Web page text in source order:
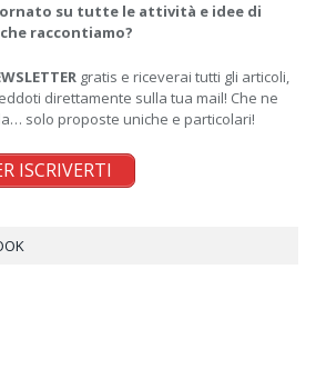
su tutte le attività e idee di
raccontiamo?
gratis e riceverai tutti gli articoli,
direttamente sulla tua mail! Che ne
solo proposte uniche e particolari!
ISCRIVERTI